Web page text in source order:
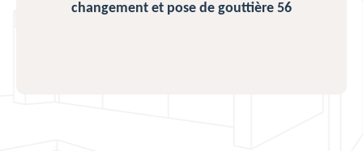
changement et pose de gouttière 56